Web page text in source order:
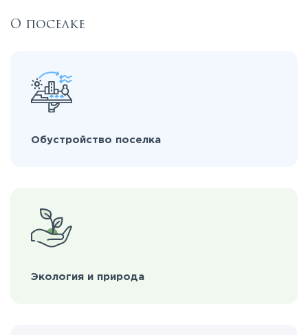
О поселке
Обустройство поселка
Экология и природа